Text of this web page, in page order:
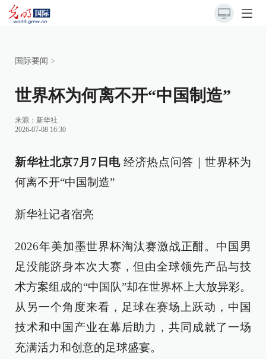
国际要闻 >
世界杯为何离不开“中国制造”
来源： 新华社
2026-07-08 16:30
新华社北京7月7日电经济热点问答｜世界杯为
何离不开“中国制造”
新华社记者宿亮
2026年美加墨世界杯淘汰赛激战正酣。中国男
足没能跻身本次大赛，但由全球领先产品与技
术方案组成的“中国队”却在世界杯上大放异彩。
从另一个角度来看，足球在赛场上跃动，中国
技术和中国产业在幕后助力，共同成就了一场
充满活力和创意的足球盛宴。